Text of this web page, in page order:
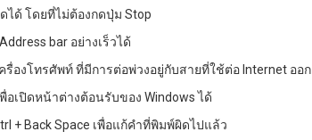
ได้ โดยที่ไม่ต้องกดปุ่ม Stop
bar อย่างเร็วได้
องโทรศัพท์ ที่มีการต่อพ่วงอยู่กับสายที่ใช้ต่อ Internet ออก
อเปิดหน้าต่างต้อนรับของ Windows ได้
+ Back Space เพื่อแก้คำที่พิมพ์ผิดไปแล้ว